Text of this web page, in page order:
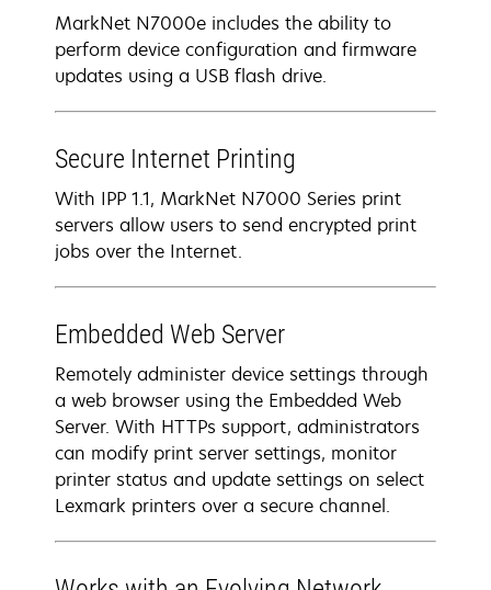
MarkNet N7000e includes the ability to
perform device configuration and firmware
updates using a USB flash drive.
Secure Internet Printing
With IPP 1.1, MarkNet N7000 Series print
servers allow users to send encrypted print
jobs over the Internet.
Embedded Web Server
Remotely administer device settings through
a web browser using the Embedded Web
Server. With HTTPs support, administrators
can modify print server settings, monitor
printer status and update settings on select
Lexmark printers over a secure channel.